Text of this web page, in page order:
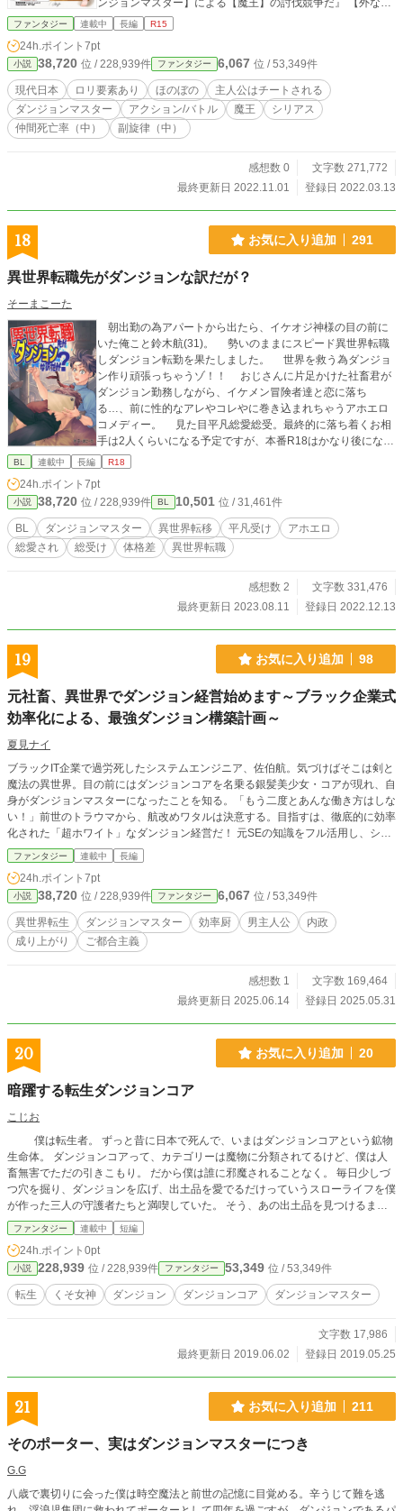
ンジョンマスター】による【魔王】の討伐競争だ』 【外なる
神】から宣告された各ダンジョンマスターと全人類の協力、
のは【ダンジョンマスター】か、それとも【人類】か。 様々
な思考が交錯する中、【ダンジョンマスター】に秘められた
大いなる謎と過去が明かされて行く。 そして、戦いの終末に
待つ【外なる神】の真意とは⋯⋯！ 今ここに、【ダンジョン
マスター】と【人類】と【魔王】の全てを賭けたゲームが幕
を開ける。 ※ガチシリアスシーンを多目、読み易さを重視し
『ダンジョンマスターは魔王ではありません！？』の続編に
なります。 そちらから見ていただけますとより楽しめます。
ファンタジー 連載中 長編 R15
24h.ポイント 7pt
小説 38,720 位 / 228,939件 ファンタジー 6,067 位 / 53,349件
現代日本 ロリ要素あり ほのぼの
主人公はチートされる
ダンジョンマスター
アクション/バトル 魔王
シリアス
仲間死亡率（中）
副旋律（中）
感想数 0
文字数 271,772
最終更新日 2022.11.01
登録日 2022.03.13
18 お気に入り追加 291
異世界転職先がダンジョンな訳だが？
そーまこーた
朝出勤の為アパートから出たら、イケオジ神様の目の前に
いた俺こと鈴木航(31)。 勢いのままにスピード異世界転職
しダンジョン転勤を果たしました。 世界を救う為ダンジョ
ン作り頑張っちゃうゾ！！ おじさんに片足かけた社畜君が
ダンジョン勤務しながら、イケメン冒険者達と恋に落ち
る…、前に性的なアレやコレやに巻き込まれちゃうアホエロ
コメディー。 見た目平凡総愛総受。最終的に落ち着くお相
手は2人くらいになる予定ですが、本番R18はかなり後になり
ます。 ゆっくり更新！！ ※ムーンでも連載してます。 ※こ
あくまでも小説内の架空のゲーム又架空のアプリですので詳
細等を配信元へ問い合わせるなどのアクションはご遠慮下さ
い。
BL 連載中 長編 R18
24h.ポイント 7pt
小説 38,720 位 / 228,939件 BL 10,501 位 / 31,461件
BL ダンジョンマスター 異世界転移 平凡受け
アホエロ
総愛され
総受け 体格差 異世界転職
感想数 2
文字数 331,476
最終更新日 2023.08.11
登録日 2022.12.13
19 お気に入り追加 98
元社畜、異世界でダンジョン経営始めます～ブラック企業式
効率化による、最強ダンジョン構築計画～
夏見ナイ
ブラックIT企業で過労死したシステムエンジニア、佐伯航。気づけばそこは剣と
魔法の異世界。目の前にはダンジョンコアを名乗る銀髪美少女・コアが現れ、自
身がダンジョンマスターになったことを知る。「もう二度とあんな働き方はしな
い！」前世のトラウマから、航改めワタルは決意する。目指すは、徹底的に効率
化された「超ホワイト」なダンジョン経営だ！ 元SEの知識をフル活用し、シス
テム思考でダンジョンを設計。最弱スライムを清掃や警報システムに組み込み、
罠はセンサー連動で自動化。少ないリソースで最大の効果を上げるべく、ブラッ
ク企業仕込み（？）の最適化術で、モンスターすら効率的に運用していく。これ
は、元社畜が知識チートと合理主義で最強ダンジョンを築き、異世界で成り上が
る物語！
ファンタジー 連載中 長編
24h.ポイント 7pt
小説 38,720 位 / 228,939件 ファンタジー 6,067 位 / 53,349件
異世界転生 ダンジョンマスター 効率厨 男主人公
内政
成り上がり
ご都合主義
感想数 1
文字数 169,464
最終更新日 2025.06.14
登録日 2025.05.31
20 お気に入り追加 20
暗躍する転生ダンジョンコア
こじお
生命体。 ダンジョンコアって、カテゴリーは魔物に分類されてるけど、僕は人
畜無害でただの引きこもり。 だから僕は誰に邪魔されることなく。 毎日少しづ
つ穴を掘り、ダンジョンを広げ、出土品を愛でるだけっていうスローライフを僕
が作った三人の守護者たちと満喫していた。 そう、あの出土品を見つけるまで
は──。 あの日、あの僕の決断がすべてを壊し、僕の黒歴史となる。 長い時間が
経ち、ようやくすべてが終わったと思ったら……。 今度は世界の危機に立ち向
かうことに。 なぜこうなった……orz
ファンタジー 連載中 短編
24h.ポイント 0pt
小説 228,939 位 / 228,939件 ファンタジー 53,349 位 / 53,349件
転生 くそ女神 ダンジョン ダンジョンコア ダンジョンマスター
文字数 17,986
最終更新日 2019.06.02
登録日 2019.05.25
21 お気に入り追加 211
そのポーター、実はダンジョンマスターにつき
G.G
八歳で裏切りに会った僕は時空魔法と前世の記憶に目覚める。辛うじて難を逃